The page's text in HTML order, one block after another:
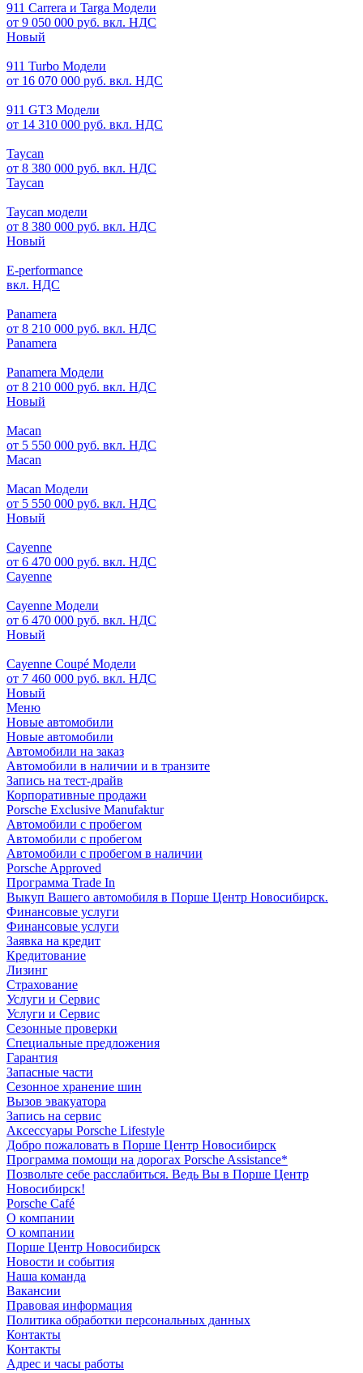
911 Carrera и Targa Модели
от 9 050 000 руб. вкл. НДС
Новый
911 Turbo Модели
от 16 070 000 руб. вкл. НДС
911 GT3 Модели
от 14 310 000 руб. вкл. НДС
Taycan
от 8 380 000 руб. вкл. НДС
Taycan
Taycan модели
от 8 380 000 руб. вкл. НДС
Новый
E-performance
вкл. НДС
Panamera
от 8 210 000 руб. вкл. НДС
Panamera
Panamera Модели
от 8 210 000 руб. вкл. НДС
Новый
Macan
от 5 550 000 руб. вкл. НДС
Macan
Macan Модели
от 5 550 000 руб. вкл. НДС
Новый
Cayenne
от 6 470 000 руб. вкл. НДС
Cayenne
Cayenne Модели
от 6 470 000 руб. вкл. НДС
Новый
Cayenne Coupé Модели
от 7 460 000 руб. вкл. НДС
Новый
Меню
Новые автомобили
Новые автомобили
Автомобили на заказ
Автомобили в наличии и в транзите
Запись на тест-драйв
Корпоративные продажи
Porsche Exclusive Manufaktur
Автомобили с пробегом
Автомобили с пробегом
Автомобили с пробегом в наличии
Porsche Approved
Программа Trade In
Выкуп Вашего автомобиля в Порше Центр Новосибирск.
Финансовые услуги
Финансовые услуги
Заявка на кредит
Кредитование
Лизинг
Страхование
Услуги и Сервис
Услуги и Сервис
Сезонные проверки
Специальные предложения
Гарантия
Запасные части
Сезонное хранение шин
Вызов эвакуатора
Запись на сервис
Аксессуары Porsche Lifestyle
Добро пожаловать в Порше Центр Новосибирск
Программа помощи на дорогах Porsche Assistance*
Позвольте себе расслабиться. Ведь Вы в Порше Центр
Новосибирск!
Porsche Café
О компании
О компании
Порше Центр Новосибирск
Новости и события
Наша команда
Вакансии
Правовая информация
Политика обработки персональных данных
Контакты
Контакты
Адрес и часы работы